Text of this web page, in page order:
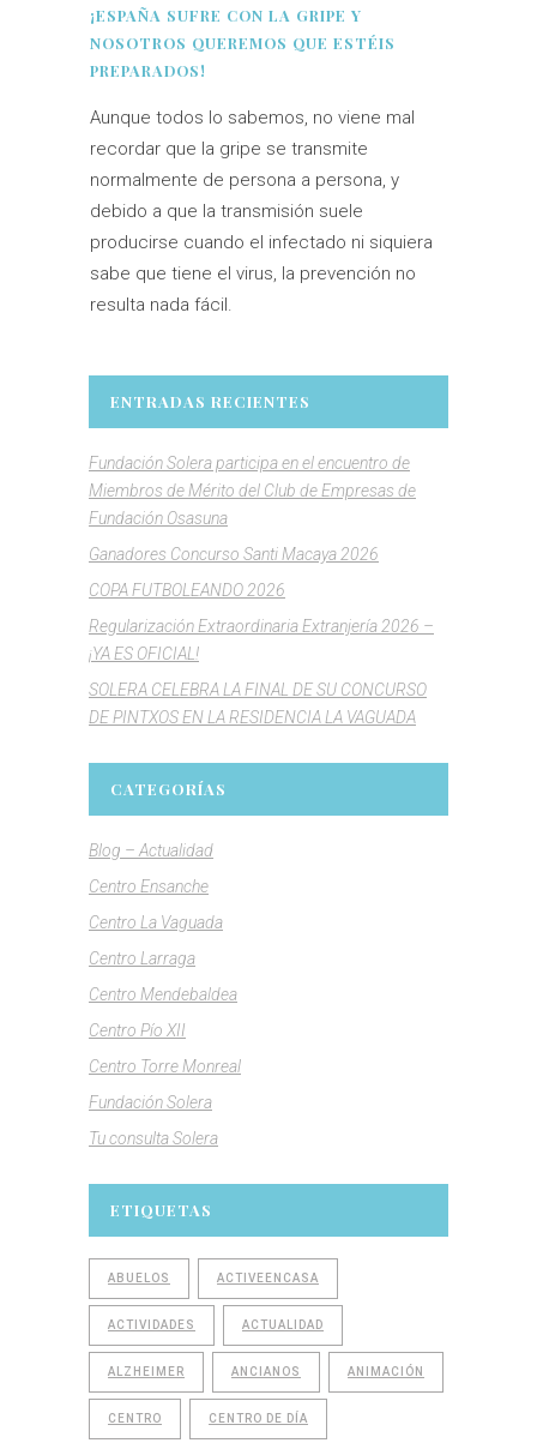
¡ESPAÑA SUFRE CON LA GRIPE Y
NOSOTROS QUEREMOS QUE ESTÉIS
PREPARADOS!
Aunque todos lo sabemos, no viene mal
recordar que la gripe se transmite
normalmente de persona a persona, y
debido a que la transmisión suele
producirse cuando el infectado ni siquiera
sabe que tiene el virus, la prevención no
resulta nada fácil.
ENTRADAS RECIENTES
Fundación Solera participa en el encuentro de
Miembros de Mérito del Club de Empresas de
Fundación Osasuna
Ganadores Concurso Santi Macaya 2026
COPA FUTBOLEANDO 2026
Regularización Extraordinaria Extranjería 2026 –
¡YA ES OFICIAL!
SOLERA CELEBRA LA FINAL DE SU CONCURSO
DE PINTXOS EN LA RESIDENCIA LA VAGUADA
CATEGORÍAS
Blog – Actualidad
Centro Ensanche
Centro La Vaguada
Centro Larraga
Centro Mendebaldea
Centro Pío XII
Centro Torre Monreal
Fundación Solera
Tu consulta Solera
ETIQUETAS
ABUELOS ACTIVEENCASA
ACTIVIDADES ACTUALIDAD
ALZHEIMER ANCIANOS ANIMACIÓN
CENTRO CENTRO DE DÍA